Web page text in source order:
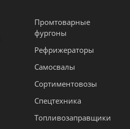
Промтоварные
фургоны
Рефрижераторы
Самосвалы
Сортиментовозы
Спецтехника
Топливозаправщики